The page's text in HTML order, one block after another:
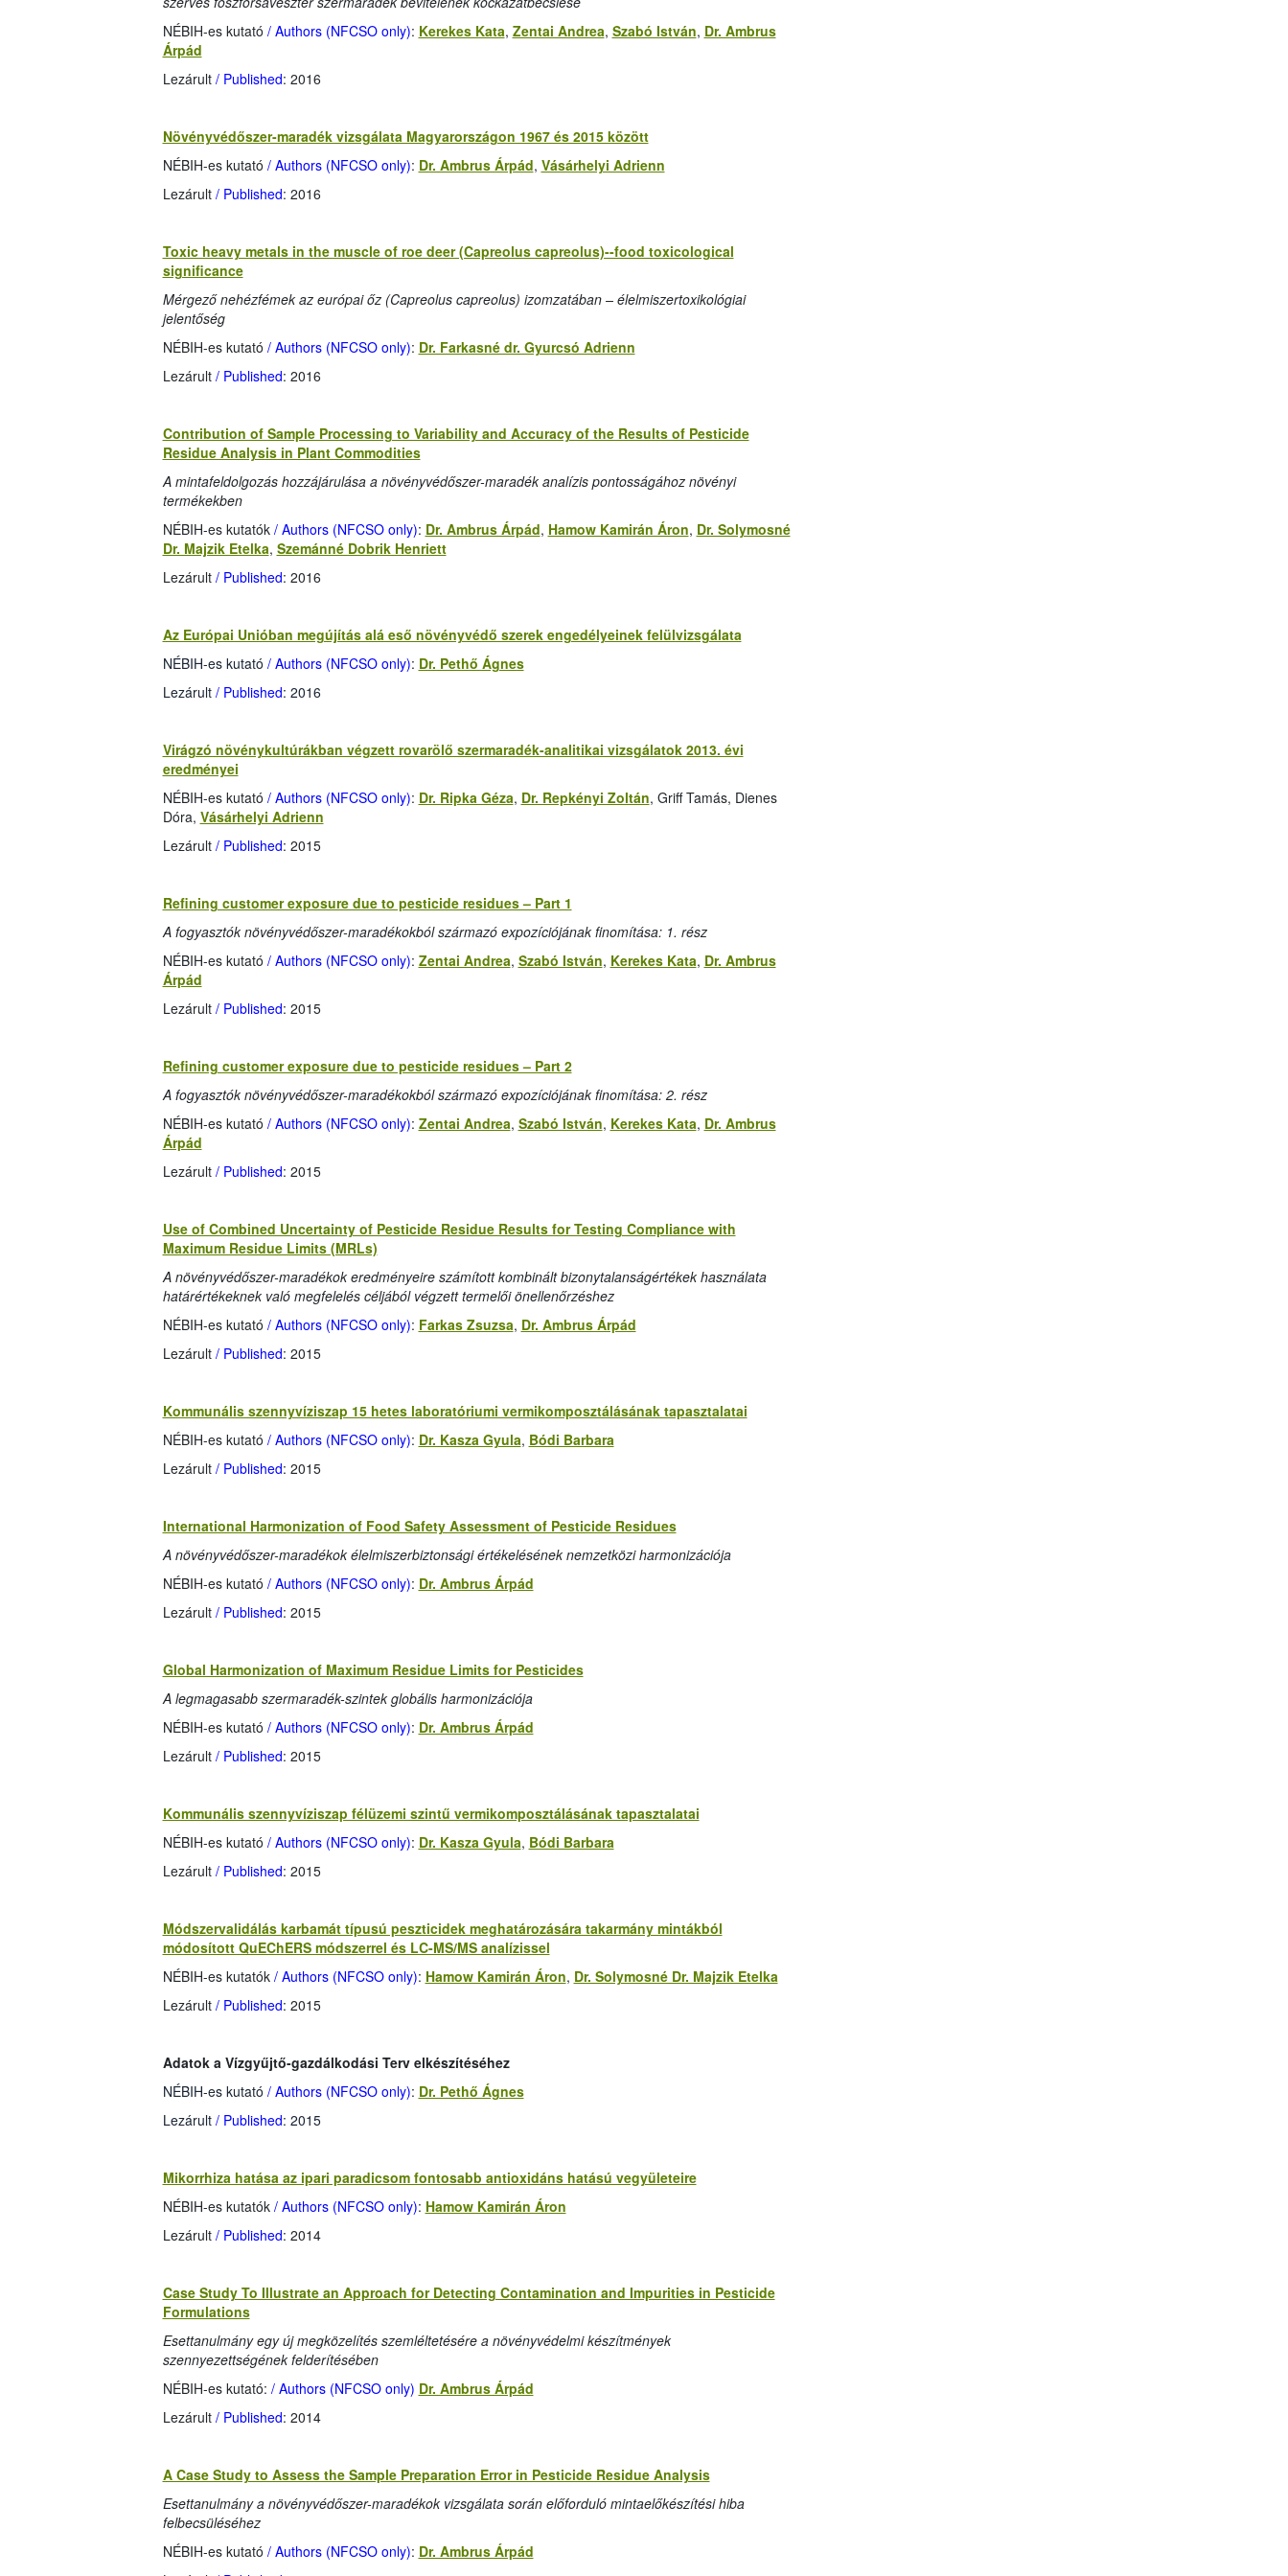
NÉBIH-es kutató / Authors (NFCSO only): Kerekes Kata, Zentai Andrea, Szabó István, Dr. Ambrus
Árpád
Lezárult/ Published: 2016
Növényvédőszer-maradék vizsgálata Magyarországon 1967 és 2015 között
NÉBIH-es kutató / Authors (NFCSO only): Dr. Ambrus Árpád, Vásárhelyi Adrienn
Lezárult/ Published: 2016
Toxic heavy metals in the muscle of roe deer (Capreolus capreolus)--food toxicological
significance
Mérgező nehézfémek az európai őz (Capreolus capreolus) izomzatában – élelmiszertoxikológiai
jelentőség
NÉBIH-es kutató / Authors (NFCSO only): Dr. Farkasné dr. Gyurcsó Adrienn
Lezárult/ Published: 2016
Contribution of Sample Processing to Variability and Accuracy of the Results of Pesticide
Residue Analysis in Plant Commodities
A mintafeldolgozás hozzájárulása a növényvédőszer-maradék analízis pontosságához növényi
termékekben
NÉBIH-es kutatók/ Authors (NFCSO only): Dr. Ambrus Árpád, Hamow Kamirán Áron, Dr. Solymosné
Dr. Majzik Etelka, Szemánné Dobrik Henriett
Lezárult/ Published: 2016
Az Európai Unióban megújítás alá eső növényvédő szerek engedélyeinek felülvizsgálata
NÉBIH-es kutató / Authors (NFCSO only): Dr. Pethő Ágnes
Lezárult/ Published: 2016
Virágzó növénykultúrákban végzett rovarölő szermaradék-analitikai vizsgálatok 2013. évi
eredményei
NÉBIH-es kutató / Authors (NFCSO only): Dr. Ripka Géza, Dr. Repkényi Zoltán, Griff Tamás, Dienes
Dóra, Vásárhelyi Adrienn
Lezárult/ Published: 2015
Refining customer exposure due to pesticide residues – Part 1
A fogyasztók növényvédőszer-maradékokból származó expozíciójának finomítása: 1. rész
NÉBIH-es kutató / Authors (NFCSO only): Zentai Andrea, Szabó István, Kerekes Kata, Dr. Ambrus
Árpád
Lezárult/ Published: 2015
Refining customer exposure due to pesticide residues – Part 2
A fogyasztók növényvédőszer-maradékokból származó expozíciójának finomítása: 2. rész
NÉBIH-es kutató / Authors (NFCSO only): Zentai Andrea, Szabó István, Kerekes Kata, Dr. Ambrus
Árpád
Lezárult/ Published: 2015
Use of Combined Uncertainty of Pesticide Residue Results for Testing Compliance with
Maximum Residue Limits (MRLs)
A növényvédőszer-maradékok eredményeire számított kombinált bizonytalanságértékek használata
határértékeknek való megfelelés céljából végzett termelői önellenőrzéshez
NÉBIH-es kutató / Authors (NFCSO only): Farkas Zsuzsa, Dr. Ambrus Árpád
Lezárult/ Published: 2015
Kommunális szennyvíziszap 15 hetes laboratóriumi vermikomposztálásának tapasztalatai
NÉBIH-es kutató / Authors (NFCSO only): Dr. Kasza Gyula, Bódi Barbara
Lezárult/ Published: 2015
International Harmonization of Food Safety Assessment of Pesticide Residues
A növényvédőszer-maradékok élelmiszerbiztonsági értékelésének nemzetközi harmonizációja
NÉBIH-es kutató / Authors (NFCSO only): Dr. Ambrus Árpád
Lezárult/ Published: 2015
Global Harmonization of Maximum Residue Limits for Pesticides
A legmagasabb szermaradék-szintek globális harmonizációja
NÉBIH-es kutató / Authors (NFCSO only): Dr. Ambrus Árpád
Lezárult/ Published: 2015
Kommunális szennyvíziszap félüzemi szintű vermikomposztálásának tapasztalatai
NÉBIH-es kutató / Authors (NFCSO only): Dr. Kasza Gyula, Bódi Barbara
Lezárult/ Published: 2015
Módszervalidálás karbamát típusú peszticidek meghatározására takarmány mintákból
módosított QuEChERS módszerrel és LC-MS/MS analízissel
NÉBIH-es kutatók/ Authors (NFCSO only): Hamow Kamirán Áron, Dr. Solymosné Dr. Majzik Etelka
Lezárult/ Published: 2015
Adatok a Vízgyűjtő-gazdálkodási Terv elkészítéséhez
NÉBIH-es kutató / Authors (NFCSO only): Dr. Pethő Ágnes
Lezárult/ Published: 2015
Mikorrhiza hatása az ipari paradicsom fontosabb antioxidáns hatású vegyületeire
NÉBIH-es kutatók/ Authors (NFCSO only): Hamow Kamirán Áron
Lezárult/ Published: 2014
Case Study To Illustrate an Approach for Detecting Contamination and Impurities in Pesticide
Formulations
Esettanulmány egy új megközelítés szemléltetésére a növényvédelmi készítmények
szennyezettségének felderítésében
NÉBIH-es kutató: / Authors (NFCSO only) Dr. Ambrus Árpád
Lezárult/ Published: 2014
A Case Study to Assess the Sample Preparation Error in Pesticide Residue Analysis
Esettanulmány a növényvédőszer-maradékok vizsgálata során előforduló mintaelőkészítési hiba
felbecsüléséhez
NÉBIH-es kutató / Authors (NFCSO only): Dr. Ambrus Árpád